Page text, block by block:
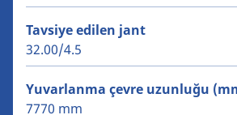
Tavsiye edilen jant
32.00/4.5
Yuvarlanma çevre uzunluğu
7770 mm